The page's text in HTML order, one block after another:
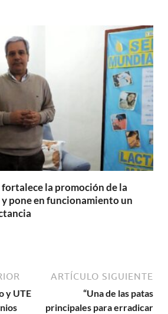
la promoción de la
pone en funcionamiento un
y UTE
ARTÍCULO SIGUIENTE
“Una de las patas
principales para erradicar